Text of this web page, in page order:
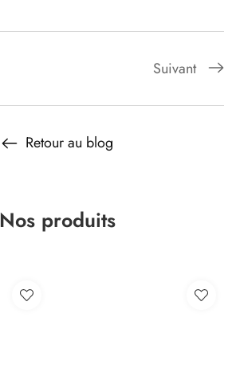
Suivant
Retour au blog
Nos produits